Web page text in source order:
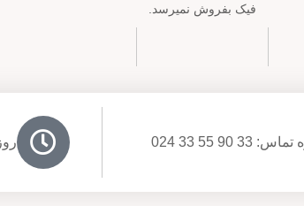
فیک بفروش نمیرسد.
33 90 55 33 024